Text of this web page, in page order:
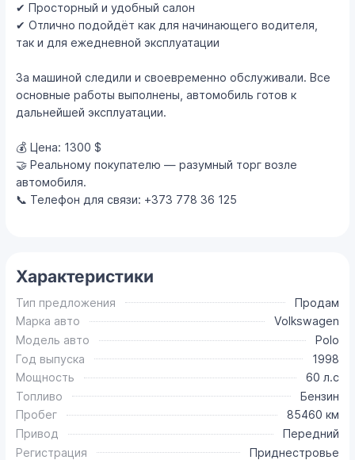
✔ Просторный и удобный салон
✔ Отлично подойдёт как для начинающего водителя,
так и для ежедневной эксплуатации
За машиной следили и своевременно обслуживали. Все
основные работы выполнены, автомобиль готов к
дальнейшей эксплуатации.
💰 Цена: 1300 $
🤝 Реальному покупателю — разумный торг возле
автомобиля.
📞 Телефон для связи: +373 778 36 125
Характеристики
Тип предложения
Продам
Марка авто
Volkswagen
Модель авто
Polo
Год выпуска
1998
Мощность
60 л.с
Топливо
Бензин
Пробег
85460 км
Привод
Передний
Регистрация
Приднестровье